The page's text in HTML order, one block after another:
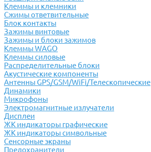
Клеммы и клемники
Cжимы ответвительные
Блок контакты
Зажимы винтовые
Зажимы и блоки зажимов
Клеммы WAGO
Клеммы силовые
Распределительные блоки
Акустические компоненты
Антенны GPS/GSM/WiFi/Телескопические
Динамики
Микрофоны
Электромагнитные излучатели
Дисплеи
ЖК индикаторы графические
ЖК индикаторы символьные
Сенсорные экраны
Предохранители